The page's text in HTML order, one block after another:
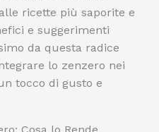
ricette più saporite e
e suggerimenti
da questa radice
lo zenzero nei
tocco di gusto e